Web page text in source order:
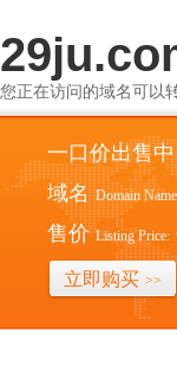
您正在访问的域名可以
一口价出售
域名 Domain
售价 Listing Price:
立即购买 >>